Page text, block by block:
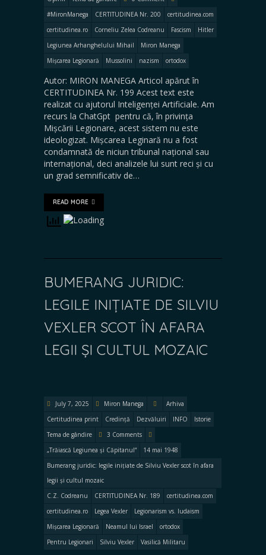
#MironManega
CERTITUDINEA Nr. 200
certitudinea.com
certitudinea.ro
Corneliu Zelea Codreanu Fascism
Hitler
Legiunea Arhanghelului Mihail
Miron Manega
Mișcarea Legionară
Mussolini nazism ortodox
Autor: MIRON MANEGA Articol apărut în
CERTITUDINEA Nr. 199 Acest text este
realizat cu ajutorul Inteligenței Artificiale. Am
recurs la ChatGpt pentru că, în privința
Mișcării Legionare, acest sistem nu este
ideologizat. Mișcarea Leginară nu a fost
condamnată de niciun tribunal național sau
internațional, deci analizele lui sunt reci și cu
un grad semnificativ de…
READ MORE
BUMERANG JURIDIC:
LEGILE INIȚIATE DE SILVIU
VEXLER SCOT ÎN AFARA
LEGII ȘI CULTUL MOZAIC
July 7, 2025 Miron Manega
Arhiva
Certitudinea print
Credință Dezvăluiri INFO
Istorie
Tema de gândire
3 Comments
„Trăiască Legiunea și Căpitanul“
14 mai 1948
Bumerang juridic: legile inițiate de Silviu Vexler scot în afara
legii și cultul mozaic
C.Z. Codreanu
CERTITUDINEA Nr. 189
certitudinea.com
certitudinea.ro
Legea Vexler
Legionarism vs. Iudaism
Mișcarea Legionară
Neamul lui Israel
ortodox
Pentru Legionari
Silviu Vexler Vasilică Militaru